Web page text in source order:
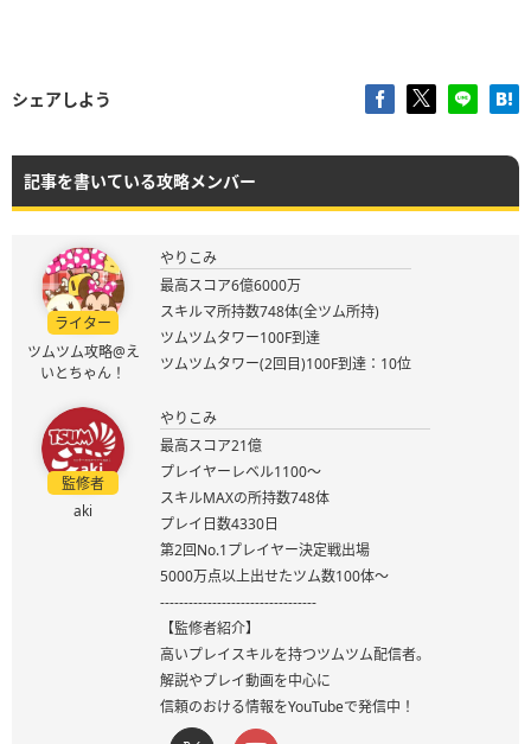
シェアしよう
記事を書いている攻略メンバー
ライター
ツムツム攻略@え
いとちゃん！
やりこみ
最高スコア6億6000万
スキルマ所持数748体(全ツム所持)
ツムツムタワー100F到達
ツムツムタワー(2回目)100F到達：10位
監修者
aki
やりこみ
最高スコア21億
プレイヤーレベル1100～
スキルMAXの所持数748体
プレイ日数4330日
第2回No.1プレイヤー決定戦出場
5000万点以上出せたツム数100体～
---------------------------------
【監修者紹介】
高いプレイスキルを持つツムツム配信者。
解説やプレイ動画を中心に
信頼のおける情報をYouTubeで発信中！